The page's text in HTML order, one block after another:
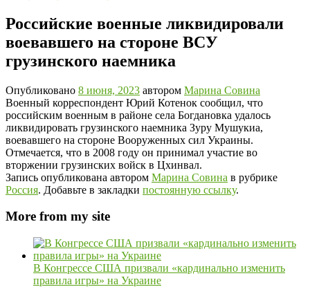
Российские военные ликвидировали
воевавшего на стороне ВСУ
грузинского наемника
Опубликовано 8 июня, 2023 автором Марина Совина
Военный корреспондент Юрий Котенок сообщил, что
российским военным в районе села Богдановка удалось
ликвидировать грузинского наемника Зуру Мушукиа,
воевавшего на стороне Вооруженных сил Украины.
Отмечается, что в 2008 году он принимал участие во
вторжении грузинских войск в Цхинвал.
Запись опубликована автором Марина Совина в рубрике
Россия. Добавьте в закладки постоянную ссылку.
More from my site
В Конгрессе США призвали «кардинально изменить
правила игры» на Украине